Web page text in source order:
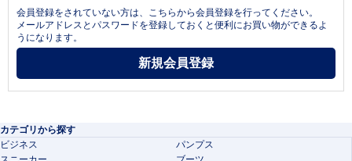
会員登録をされていない方は、こちらから会員登録を行ってください。
メールアドレスとパスワードを登録しておくと便利にお買い物ができるよ
うになります。
カテゴリから探す
ビジネス
パンプス